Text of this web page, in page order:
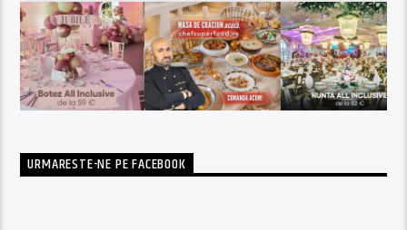
URMARESTE-NE PE FACEBOOK